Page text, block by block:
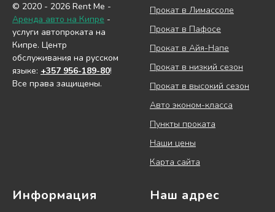
© 2020 - 2026 Rent Me -
Аренда авто на Кипре -
услуги автопроката на
Кипре. Центр
обслуживания на русском
языке: +357 956-189-80!
Все права защищены.
Прокат в Лимассоле
Прокат в Пафосе
Прокат в Айя-Напе
Прокат в низкий сезон
Прокат в высокий сезон
Авто эконом-класса
Пункты проката
Наши цены
Карта сайта
Информация Наш адрес